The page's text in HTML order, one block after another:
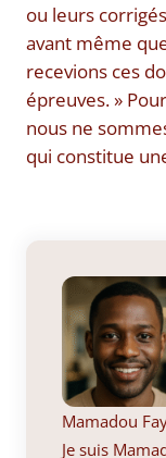
ou leurs
avant même
recevions ces
épreuves. »
nous ne
qui constitue
Mamadou
Je suis